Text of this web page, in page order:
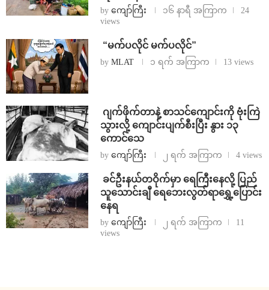
by ကျော်ကြီး ၁၆ နာရီ အကြာက
24
views
⁨ ⁨“မက်ပလိုင် မက်ပလိုင်”
by MLAT ၁ ရက် အကြာက 13 views
⁨⁩ ⁨ဂျက်ဖိုက်တာနဲ့ စာသင်ကျောင်းကို ဗုံးကြဲ
သွားလို့ ကျောင်းပျက်စီးပြီး နွား ၁၃
ကောင်သေ
by ကျော်ကြီး ၂ ရက် အကြာက 4 views
⁩ ⁨ခင်ဦးနယ်တဝိုက်မှာ ရေကြီးနေလို့ ပြည်
သူသောင်းချီ ရေဘေးလွတ်ရာရွှေ့ပြောင်း
နေရ
by ကျော်ကြီး ၂ ရက် အကြာက
11
views